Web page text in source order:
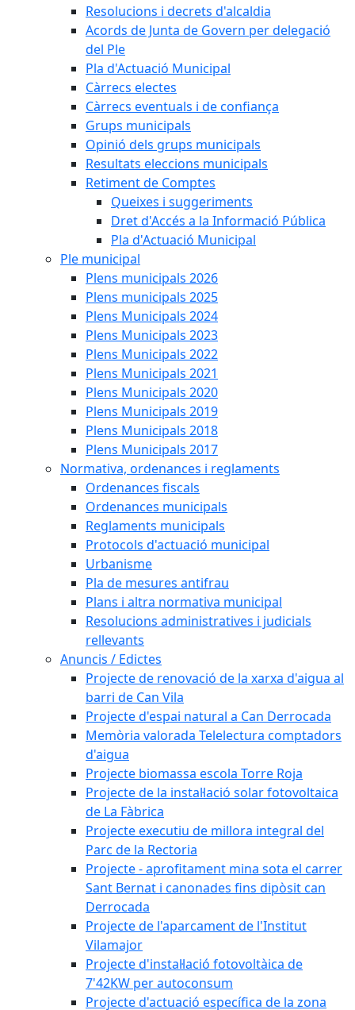
Resolucions i decrets d'alcaldia
Acords de Junta de Govern per delegació
del Ple
Pla d'Actuació Municipal
Càrrecs electes
Càrrecs eventuals i de confiança
Grups municipals
Opinió dels grups municipals
Resultats eleccions municipals
Retiment de Comptes
Queixes i suggeriments
Dret d'Accés a la Informació Pública
Pla d'Actuació Municipal
Ple municipal
Plens municipals 2026
Plens municipals 2025
Plens Municipals 2024
Plens Municipals 2023
Plens Municipals 2022
Plens Municipals 2021
Plens Municipals 2020
Plens Municipals 2019
Plens Municipals 2018
Plens Municipals 2017
Normativa, ordenances i reglaments
Ordenances fiscals
Ordenances municipals
Reglaments municipals
Protocols d'actuació municipal
Urbanisme
Pla de mesures antifrau
Plans i altra normativa municipal
Resolucions administratives i judicials
rellevants
Anuncis / Edictes
Projecte de renovació de la xarxa d'aigua al
barri de Can Vila
Projecte d'espai natural a Can Derrocada
Memòria valorada Telelectura comptadors
d'aigua
Projecte biomassa escola Torre Roja
Projecte de la instal·lació solar fotovoltaica
de La Fàbrica
Projecte executiu de millora integral del
Parc de la Rectoria
Projecte - aprofitament mina sota el carrer
Sant Bernat i canonades fins dipòsit can
Derrocada
Projecte de l'aparcament de l'Institut
Vilamajor
Projecte d'instal·lació fotovoltàica de
7'42KW per autoconsum
Projecte d'actuació específica de la zona